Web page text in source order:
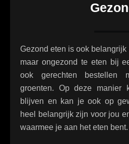
Gezond eten is ook
maar ongezond te eten bij
ook gerechten bestellen
groenten. Op deze manier
blijven en kan je ook op
heel belangrijk zijn voor jou
waarmee je aan het eten bent.